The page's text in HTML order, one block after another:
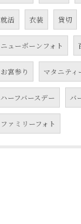
就活 衣装 貸切
ニューボーンフォト
お宮参り マタニティ
ハーフバースデー バ
ファミリーフォト